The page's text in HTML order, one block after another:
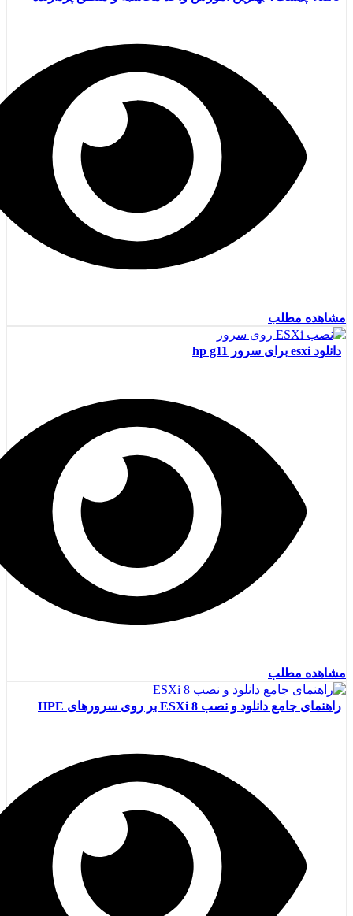
مشاهده مطلب
دانلود esxi برای سرور hp g11
مشاهده مطلب
راهنمای جامع دانلود و نصب ESXi 8 بر روی سرورهای HPE